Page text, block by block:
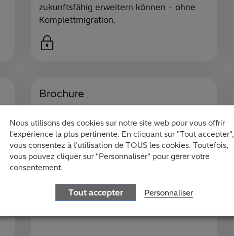
zukunftsfähig erweitern können – ohne
Komplettmigration.
Brochure
Hitachi Solutions Support
Services
Découvrez les services de Support Hitachi
Solutions et comment nous pouvons vous
à une assistance complète tout au long de
Nous utilisons des cookies sur notre site web pour vous offrir
l'expérience la plus pertinente. En cliquant sur "Tout accepter",
vous consentez à l'utilisation de TOUS les cookies. Toutefois,
vous pouvez cliquer sur "Personnaliser" pour gérer votre
consentement.
Tout accepter Personnaliser